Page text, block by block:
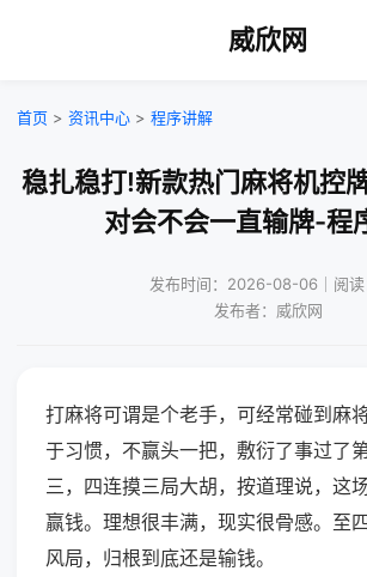
威欣网
首页 > 资讯中心 > 程序讲解
稳扎稳打!新款热门麻将机控
对会不会一直输牌-程
发布时间：2026-08-06｜阅读
发布者：威欣网
打麻将可谓是个老手，可经常碰到麻
于习惯，不赢头一把，敷衍了事过了
三，四连摸三局大胡，按道理说，这
赢钱。理想很丰满，现实很骨感。至
风局，归根到底还是输钱。